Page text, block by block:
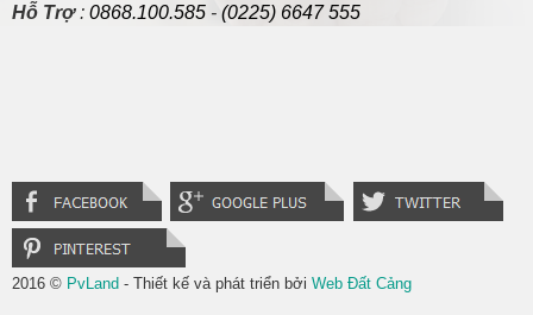
Hỗ Trợ: 0868.100.585 - (0225) 6647 555
2016 © PvLand - Thiết kế và phát triển bởiWeb Đất Cảng